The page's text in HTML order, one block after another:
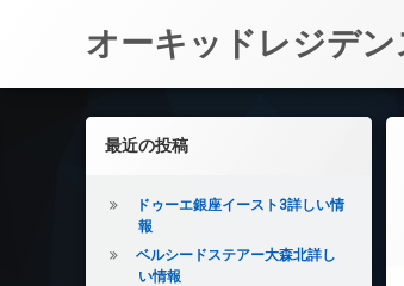
オーキッドレジデ
左サイドバー
最近の投稿
ドゥーエ銀座イースト3詳しい情
報
ベルシードステアー大森北詳し
い情報